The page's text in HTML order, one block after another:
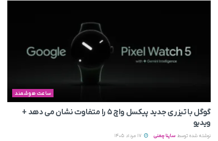
ساعت هوشمند
گوگل با تیزری جدید پیکسل واچ ۵ را متفاوت نشان می‌ دهد +
ویدیو
نوشته شده توسط ساینا چمنی